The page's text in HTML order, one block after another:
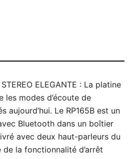
ELEGANTE : La platine
les modes d’écoute de
aujourd’hui. Le RP165B est un
Bluetooth dans un boîtier
avec deux haut-parleurs du
la fonctionnalité d’arrêt